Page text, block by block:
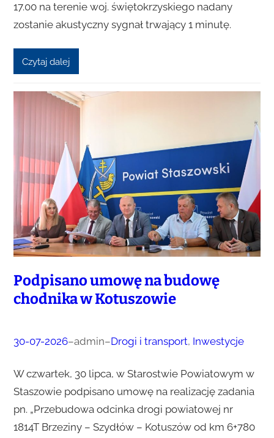
17.00 na terenie woj. świętokrzyskiego nadany
zostanie akustyczny sygnał trwający 1 minutę.
Czytaj dalej
Podpisano umowę na budowę
chodnika w Kotuszowie
30-07-2026–admin–Drogi i transport, Inwestycje
W czwartek, 30 lipca, w Starostwie Powiatowym w
Staszowie podpisano umowę na realizację zadania
pn. „Przebudowa odcinka drogi powiatowej nr
1814T Brzeziny – Szydłów – Kotuszów od km 6+780